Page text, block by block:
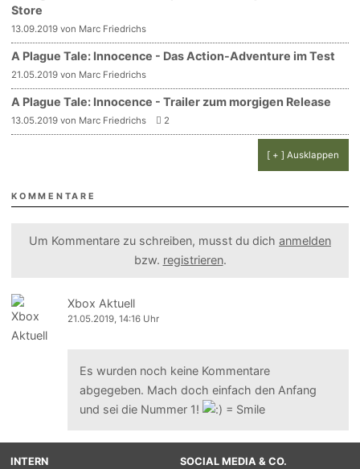
Store
13.09.2019 von Marc Friedrichs
A Plague Tale: Innocence - Das Action-Adventure im Test
21.05.2019 von Marc Friedrichs
A Plague Tale: Innocence - Trailer zum morgigen Release
13.05.2019 von Marc Friedrichs 2
[ + ] Ausklappen
KOMMENTARE
Um Kommentare zu schreiben, musst du dich anmelden
bzw. registrieren.
Xbox Aktuell
21.05.2019, 14:16 Uhr
Es wurden noch keine Kommentare
abgegeben. Mach doch einfach den Anfang
und sei die Nummer 1!
INTERN
SOCIAL MEDIA & CO.